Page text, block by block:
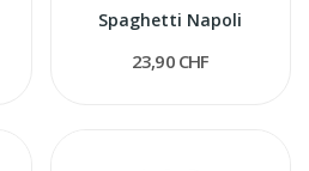
Spaghetti Napoli
23,90 CHF